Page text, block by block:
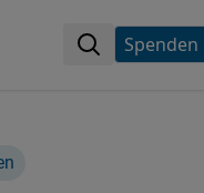
Spenden